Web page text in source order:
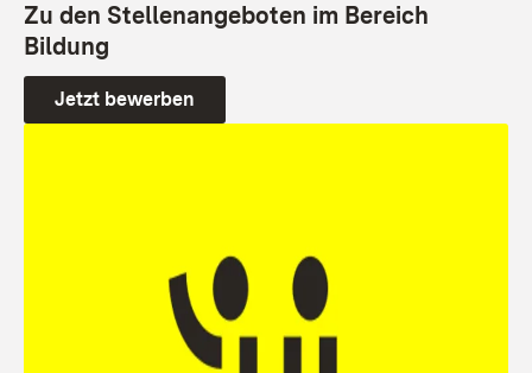
Zu den Stellenangeboten im Bereich
Bildung
Jetzt bewerben